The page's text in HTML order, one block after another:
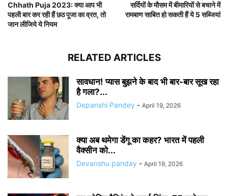
Chhath Puja 2023: क्या आप भी
पहली बार कर रही हैं छठ पूजा का व्रत, तो
जान लीजिये ये नियम
सर्दियों के मौसम में बीमारियों से बचाने में
रामबाण साबित हो सकती हैं ये 5 सब्जियां
RELATED ARTICLES
सावधान! प्यास बुझने के बाद भी बार-बार सूख रहा
है गला?...
Depanshi Pandey - April 19, 2026
क्या अब थमेगा डेंगू का कहर? भारत में पहली
वैक्सीन को...
Devanshu panday - April 19, 2026